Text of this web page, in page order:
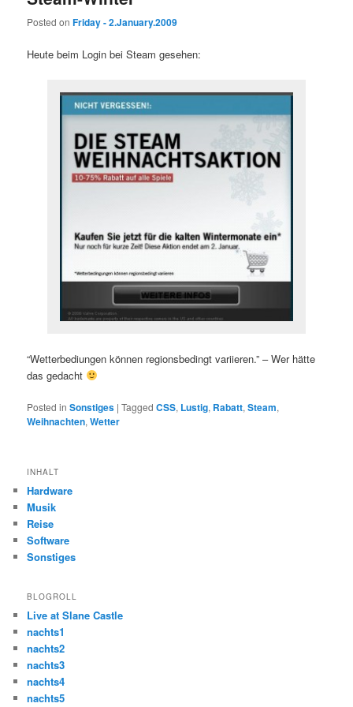
Posted onFriday - 2.January.2009
Heute beim Login bei Steam gesehen:
“Wetterbediungen können regionsbedingt variieren.” – Wer hätte
das gedacht
Posted in Sonstiges |Tagged CSS, Lustig, Rabatt,Steam,
Weihnachten,Wetter
INHALT
Hardware
Musik
Reise
Software
Sonstiges
BLOGROLL
Live at Slane Castle
nachts1
nachts2
nachts3
nachts4
nachts5